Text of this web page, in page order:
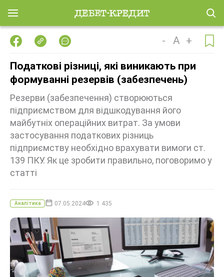
- A +
Податкові різниці, які виникають при
формуванні резервів (забезпечень)
Резерви (забезпечення) створюються
підприємством для відшкодування його
майбутніх операційних витрат. За умови
застосування податкових різниць
підприємству необхідно врахувати вимоги ст.
139 ПКУ. Як це зробити правильно, поговоримо у
статті
Аналітика 07.05.2024 1 435